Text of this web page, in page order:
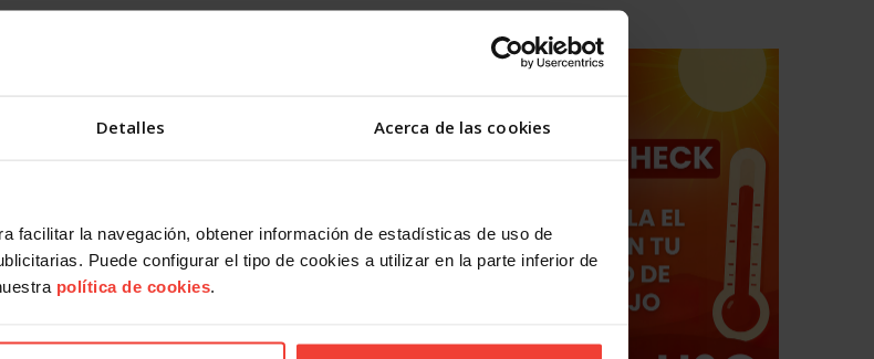
Detalles Acerca de las cookies
facilitar la navegación, obtener información de estadísticas de uso de
Puede configurar el tipo de cookies a utilizar en la parte inferior de
política de cookies.